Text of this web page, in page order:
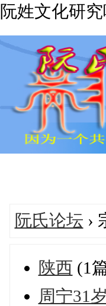
阮姓文化研
阮氏论坛 ›
陕西 (1
周宁31